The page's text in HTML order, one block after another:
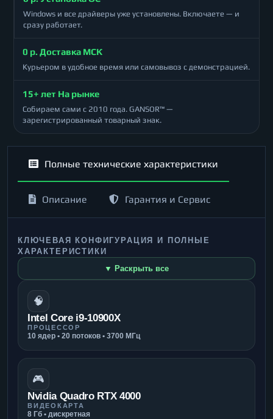
Windows и все драйверы уже установлены. Включаете — и
сразу работает.
0 р. Доставка МСК
Курьером в удобное время или самовывоз с демонстрацией.
15+ лет На рынке
Собираем сами с 2010 года. GANSOR™ —
зарегистрированный товарный знак.
Полные технические характеристики
Описание Гарантия и Сервис
КЛЮЧЕВАЯ КОНФИГУРАЦИЯ И ПОЛНЫЕ
ХАРАКТЕРИСТИКИ
▼ Раскрыть все
🧠
Intel Core i9-10900X
ПРОЦЕССОР
10 ядер • 20 потоков • 3700 МГц
🎮
Nvidia Quadro RTX 4000
ВИДЕОКАРТА
8 Гб • дискретная